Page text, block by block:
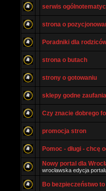
serwis
strona o
Poradniki dla
strona o butach
strony o gotowaniu
sklepy godne zaufania
Czy znacie dobrego
promocja stron
Pomoc - długi - chcę
Nowy portal dla
wrocławska edycja
Bo bezpieczeństwo